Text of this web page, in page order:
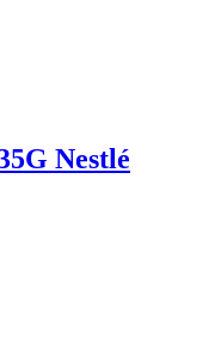
Nestlé